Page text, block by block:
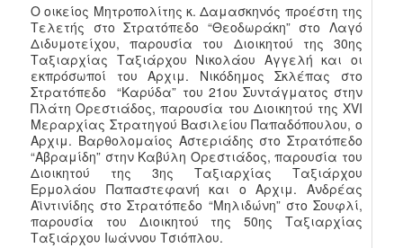
Ο οικείος Μητροπολίτης κ. Δαμασκηνός προέστη της
Τελετής στο Στρατόπεδο “Θεοδωράκη” στο Λαγό
Διδυμοτείχου, παρουσία του Διοικητού της 30ης
Ταξιαρχίας Ταξιάρχου Νικολάου Αγγελή και οι
εκπρόσωποί του Αρχιμ. Νικόδημος Σκλέπας στο
Στρατόπεδο “Καρύδα” του 21ου Συντάγματος στην
Πλάτη Ορεστιάδος, παρουσία του Διοικητού της XVI
Mεραρχίας Στρατηγού Βασιλείου Παπαδόπουλου, ο
Αρχιμ. Βαρθολομαίος Αστεριάδης στο Στρατόπεδο
“Αβραμίδη” στην Καβύλη Ορεστιάδος, παρουσία του
Διοικητού της 3ης Ταξιαρχίας Ταξιάρχου
Ερμολάου Παπαστεφανή και ο Αρχιμ. Ανδρέας
Αϊντινίδης στο Στρατόπεδο “Μηλιδώνη” στο Σουφλί,
παρουσία του Διοικητού της 50ης Ταξιαρχίας
Ταξιάρχου Ιωάννου Τσιόπλου.